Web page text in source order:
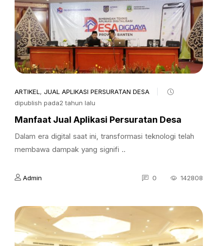
ARTIKEL , JUAL APLIKASI PERSURATAN DESA
dipublish pada2 tahun lalu
Manfaat Jual Aplikasi Persuratan Desa
Dalam era digital saat ini, transformasi teknologi telah
membawa dampak yang signifi ..
Admin 0 142808